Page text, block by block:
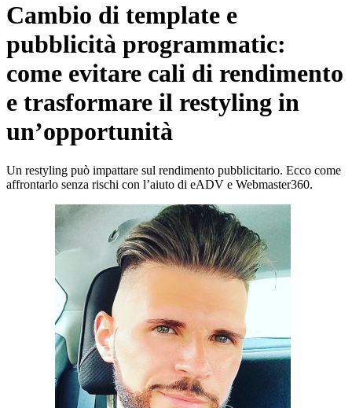
Cambio di template e
pubblicità programmatic:
come evitare cali di rendimento
e trasformare il restyling in
un’opportunità
Un restyling può impattare sul rendimento pubblicitario. Ecco come
affrontarlo senza rischi con l’aiuto di eADV e Webmaster360.